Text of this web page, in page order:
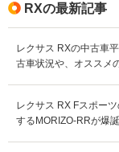
RXの最新記事
レクサス RXの中古車
古車状況や、オススメ
レクサス RX Fスポー
するMORIZO-RRが爆